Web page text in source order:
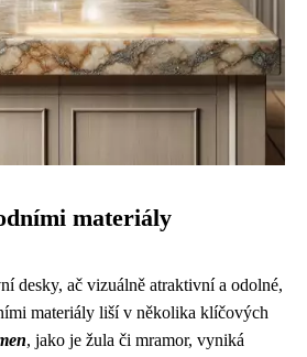
materiály
desky, ač vizuálně atraktivní a odolné,
materiály liší v několika klíčových
, jako je žula či mramor, vyniká